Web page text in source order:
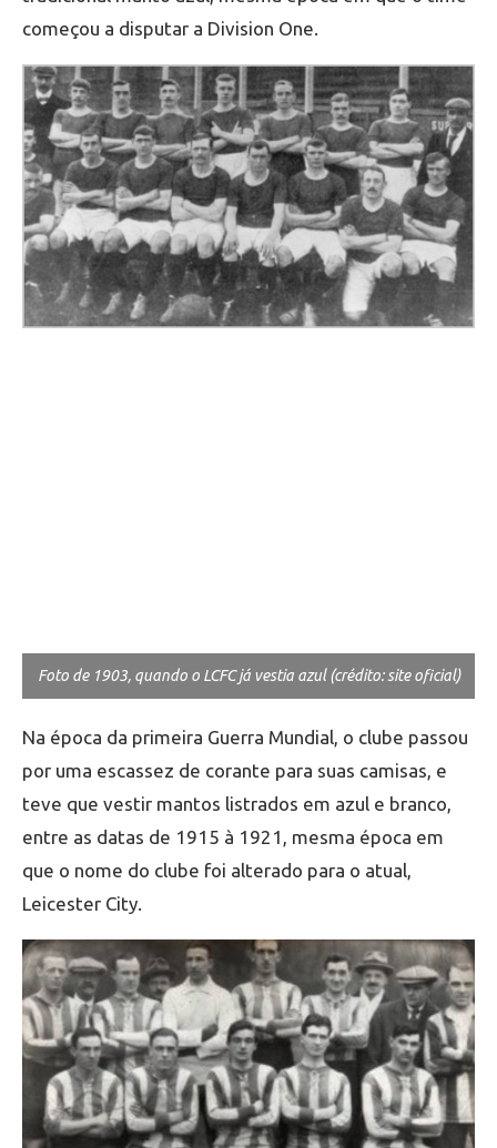
começou a disputar a Division One.
Foto de 1903, quando o LCFC já vestia azul (crédito: site oficial)
Na época da primeira Guerra Mundial, o clube passou
por uma escassez de corante para suas camisas, e
teve que vestir mantos listrados em azul e branco,
entre as datas de 1915 à 1921, mesma época em
que o nome do clube foi alterado para o atual,
Leicester City.